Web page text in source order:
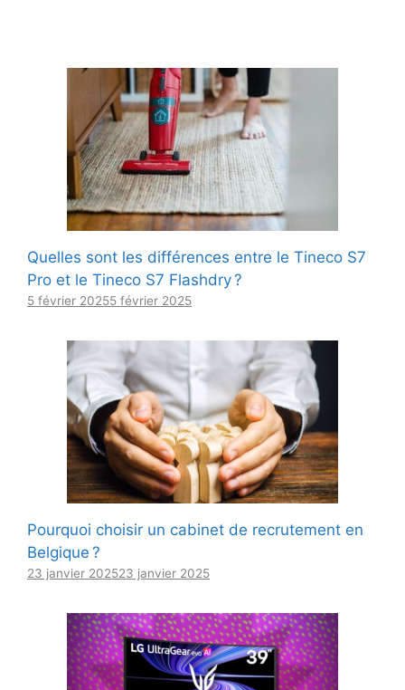
Quelles sont les différences entre le Tineco S7
Pro et le Tineco S7 Flashdry ?
5 février 20255 février 2025
Pourquoi choisir un cabinet de recrutement en
Belgique ?
23 janvier 202523 janvier 2025